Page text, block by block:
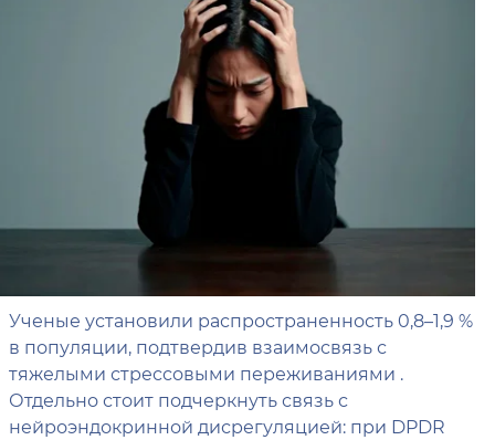
Ученые установили распространенность 0,8–1,9 %
в популяции, подтвердив взаимосвязь с
тяжелыми стрессовыми переживаниями .
Отдельно стоит подчеркнуть связь с
нейроэндокринной дисрегуляцией: при DPDR